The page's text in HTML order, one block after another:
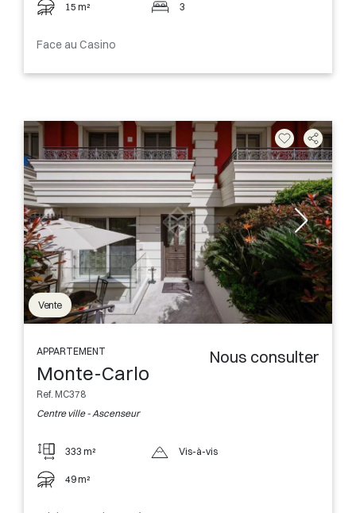
15 m² 3
Face au Casino
Vente
APPARTEMENT
Monte-Carlo
Ref. MC378
Centre ville - Ascenseur
Nous consulter
333 m²
49 m²
Vis-à-vis